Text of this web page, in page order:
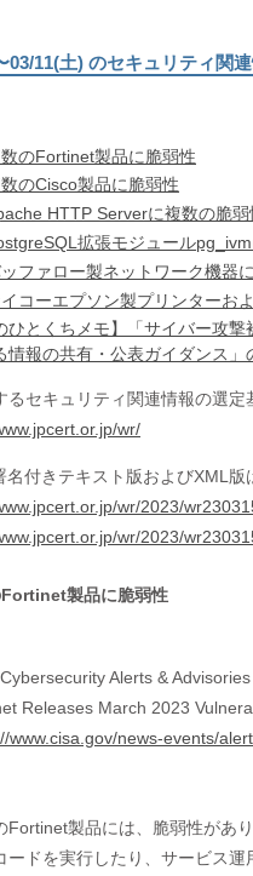
03/11(土) のセキュリティ関
数のFortinet製品に脆弱性
数のCisco製品に脆弱性
HTTP Serverに複数の脆弱
拡張モジュール
ッファロー製ネットワーク機器
イコーエプソン製プリンター
ひとくちメモ】「サイバー攻
情報の共有・公表ガイダンス」
セキュリティ関連情報の選定
wr/
付きテキスト版およびXML版
wr/2023/
wr/2023/
Fortinet製品に脆弱性
Alerts & Advisories
Releases March 2023
www.cisa.gov/news-events/
Fortinet製品には、脆弱性があ
ードを実行したり、サービス